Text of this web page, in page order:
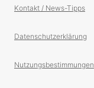
Kontakt / News-Tipps
Datenschutzerklärung
Nutzungsbestimmungen